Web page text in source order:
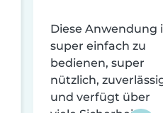
Diese Anwendung
super einfach zu
bedienen, super
nützlich,
und verfügt über